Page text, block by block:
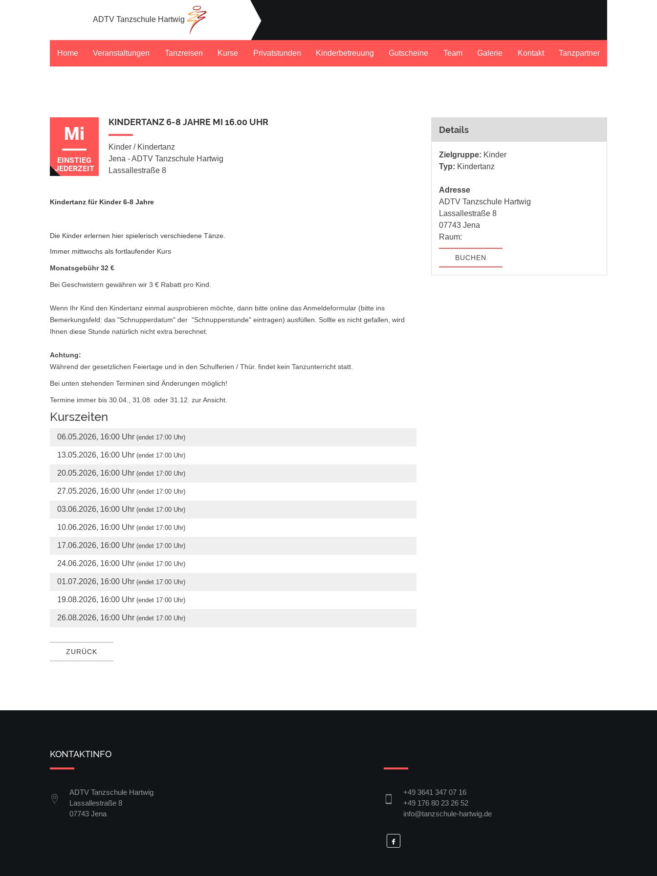
ADTV Tanzschule Hartwig
Home Veranstaltungen Tanzreisen Kurse Privatstunden Kinderbetreuung Gutscheine Team Galerie Kontakt Tanzpartner
Mi
EINSTIEG
JEDERZEIT
KINDERTANZ 6-8 JAHRE MI 16.00 UHR
Kinder / Kindertanz
Jena - ADTV Tanzschule Hartwig
Lassallestraße 8
Kindertanz für Kinder 6-8 Jahre
Die Kinder erlernen hier spielerisch verschiedene Tänze.
Immer mittwochs als fortlaufender Kurs
Monatsgebühr 32 €
Bei Geschwistern gewähren wir 3 € Rabatt pro Kind.
Wenn Ihr Kind den Kindertanz einmal ausprobieren möchte, dann bitte online das Anmeldeformular (bitte ins
Bemerkungsfeld: das "Schnupperdatum" der "Schnupperstunde" eintragen) ausfüllen. Sollte es nicht gefallen, wird
Ihnen diese Stunde natürlich nicht extra berechnet.
Achtung:
Während der gesetzlichen Feiertage und in den Schulferien / Thür. findet kein Tanzunterricht statt.
Bei unten stehenden Terminen sind Änderungen möglich!
Termine immer bis 30.04., 31.08. oder 31.12. zur Ansicht.
Kurszeiten
06.05.2026, 16:00 Uhr (endet 17:00 Uhr)
13.05.2026, 16:00 Uhr (endet 17:00 Uhr)
20.05.2026, 16:00 Uhr (endet 17:00 Uhr)
27.05.2026, 16:00 Uhr (endet 17:00 Uhr)
03.06.2026, 16:00 Uhr (endet 17:00 Uhr)
10.06.2026, 16:00 Uhr (endet 17:00 Uhr)
17.06.2026, 16:00 Uhr (endet 17:00 Uhr)
24.06.2026, 16:00 Uhr (endet 17:00 Uhr)
01.07.2026, 16:00 Uhr (endet 17:00 Uhr)
19.08.2026, 16:00 Uhr (endet 17:00 Uhr)
26.08.2026, 16:00 Uhr (endet 17:00 Uhr)
ZURÜCK
Details
Zielgruppe: Kinder
Typ: Kindertanz
Adresse
ADTV Tanzschule Hartwig
Lassallestraße 8
07743 Jena
Raum:
BUCHEN
KONTAKTINFO
ADTV Tanzschule Hartwig
Lassallestraße 8
07743 Jena
+49 3641 347 07 16
+49 176 80 23 26 52
info@tanzschule-hartwig.de